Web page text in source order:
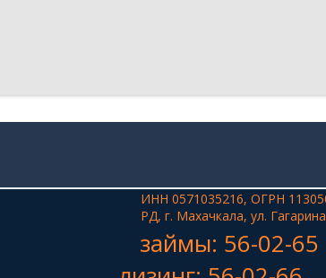
ИНН 0571035216, ОГРН
РД, г. Махачкала, ул.
займы: 56-02-65